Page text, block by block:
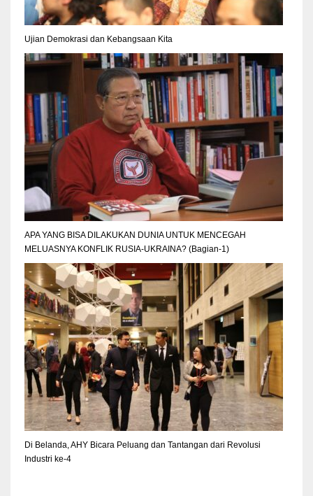
Ujian Demokrasi dan Kebangsaan Kita
APA YANG BISA DILAKUKAN DUNIA UNTUK MENCEGAH
MELUASNYA KONFLIK RUSIA-UKRAINA? (Bagian-1)
Di Belanda, AHY Bicara Peluang dan Tantangan dari Revolusi
Industri ke-4